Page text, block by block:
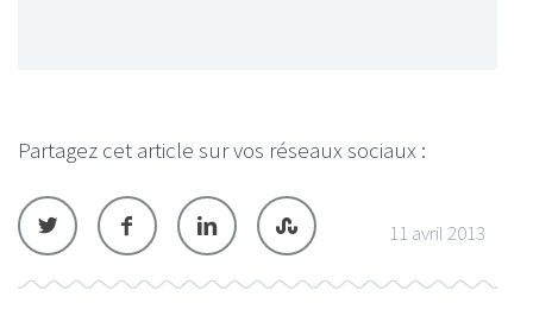
Partagez cet article sur vos réseaux sociaux :
11 avril 2013